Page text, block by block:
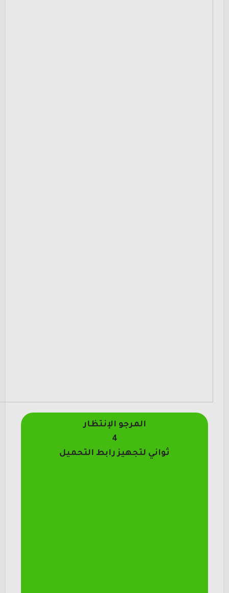
المرجو الإنتظار
4
ثواني لتجهيز رابط التحميل